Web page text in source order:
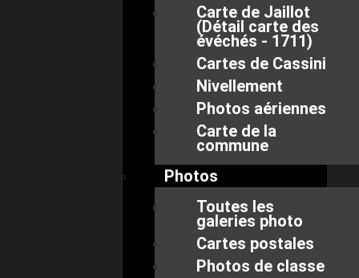
Carte de Jaillot
(Détail carte des
évéchés - 1711)
Cartes de Cassini
Nivellement
Photos aériennes
Carte de la
commune
Photos
Toutes les
galeries photo
Cartes postales
Photos de classe